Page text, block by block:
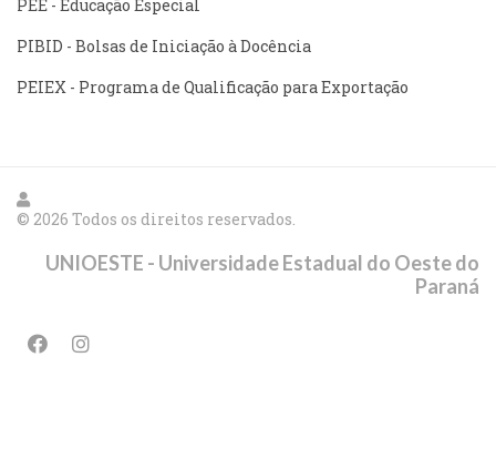
PEE - Educação Especial
PIBID - Bolsas de Iniciação à Docência
PEIEX - Programa de Qualificação para Exportação
© 2026 Todos os direitos reservados.
UNIOESTE - Universidade Estadual do Oeste do
Paraná